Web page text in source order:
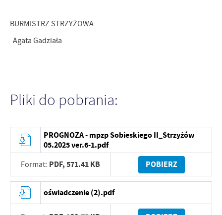
BURMISTRZ STRZYŻOWA
Agata Gadziała
Pliki do pobrania:
PROGNOZA - mpzp Sobieskiego II_Strzyżów
05.2025 ver.6-1.pdf
Format: PDF,571.41 KB POBIERZ
oświadczenie (2).pdf